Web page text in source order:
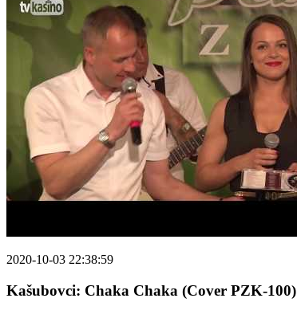
2020-10-03 22:38:59
Kašubovci: Chaka Chaka (Cover PZK-100)